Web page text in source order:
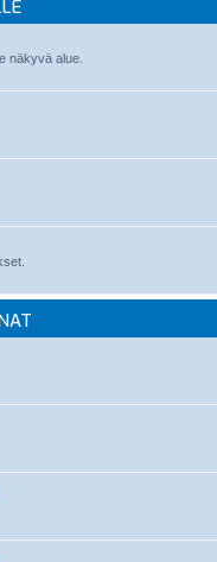
näkyvä alue.